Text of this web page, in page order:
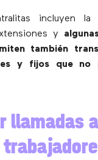
incluyen la
y
también
y fijos que no
llamadas